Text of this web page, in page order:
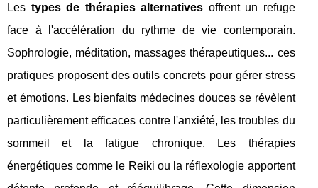
Les types de thérapies alternatives offrent un refuge
face à l'accélération du rythme de vie contemporain.
Sophrologie, méditation, massages thérapeutiques... ces
pratiques proposent des outils concrets pour gérer stress
et émotions. Les bienfaits médecines douces se révèlent
particulièrement efficaces contre l'anxiété, les troubles du
sommeil et la fatigue chronique. Les thérapies
énergétiques comme le Reiki ou la réflexologie apportent